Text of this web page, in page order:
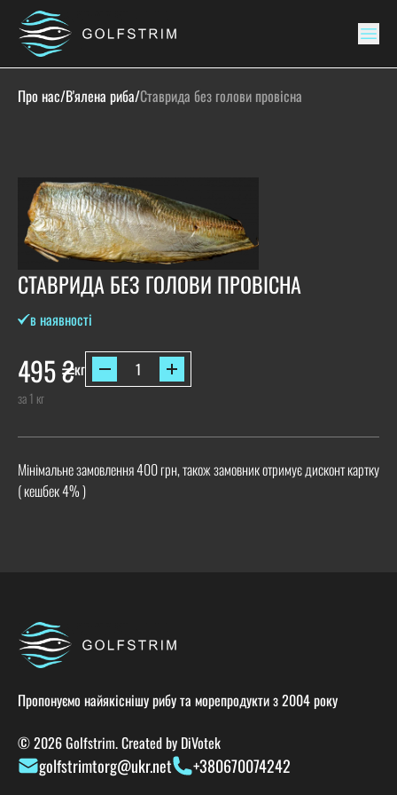
Про нас/В'ялена риба/Ставрида без голови провісна
СТАВРИДА БЕЗ ГОЛОВИ ПРОВІСНА
в наявності
495₴кг
за 1 кг
Мінімальне замовлення 400 грн, також замовник отримує дисконт картку
( кешбек 4% )
Пропонуємо найякіснішу рибу та морепродукти з 2004 року
© 2026 Golfstrim. Created by DiVotek
golfstrimtorg@ukr.net +380670074242